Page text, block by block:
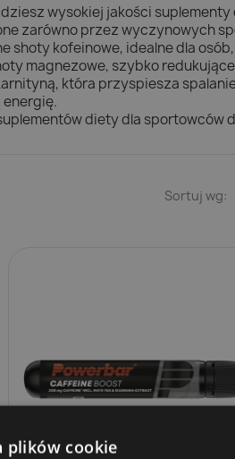
wysokiej jakości
zarówno przez wyczynowych
shoty kofeinowe, idealne dla
magnezowe, szybko
która przyspiesza
diety dla sportowców
Sortuj wg:
plików cookie